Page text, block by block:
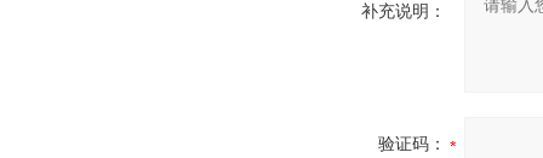
补充说明：
验证码：